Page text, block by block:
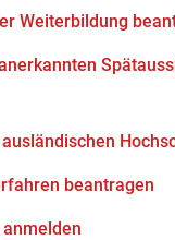
Weiterbildung
beantragen